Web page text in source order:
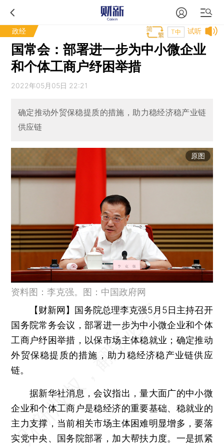
政经 试听
T中
国常会：部署进一步为中小微企业
和个体工商户纾困举措
2022年05月05日 22:21
确定推动外贸保稳提质的措施，助力稳经济稳产业链
供应链
原图
资料图：李克强。图：中国政府网
【财新网】 国务院总理李克强5月5日主持召开
国务院常务会议，部署进一步为中小微企业和个体
工商户纾困举措，以保市场主体稳就业；确定推动
外贸保稳提质的措施，助力稳经济稳产业链供应
链。
据新华社消息，会议指出，量大面广的中小微
企业和个体工商户是稳经济的重要基础、稳就业的
主力支撑，当前相关市场主体困难明显增多，要落
实党中央、国务院部署，加大帮扶力度。一是抓紧